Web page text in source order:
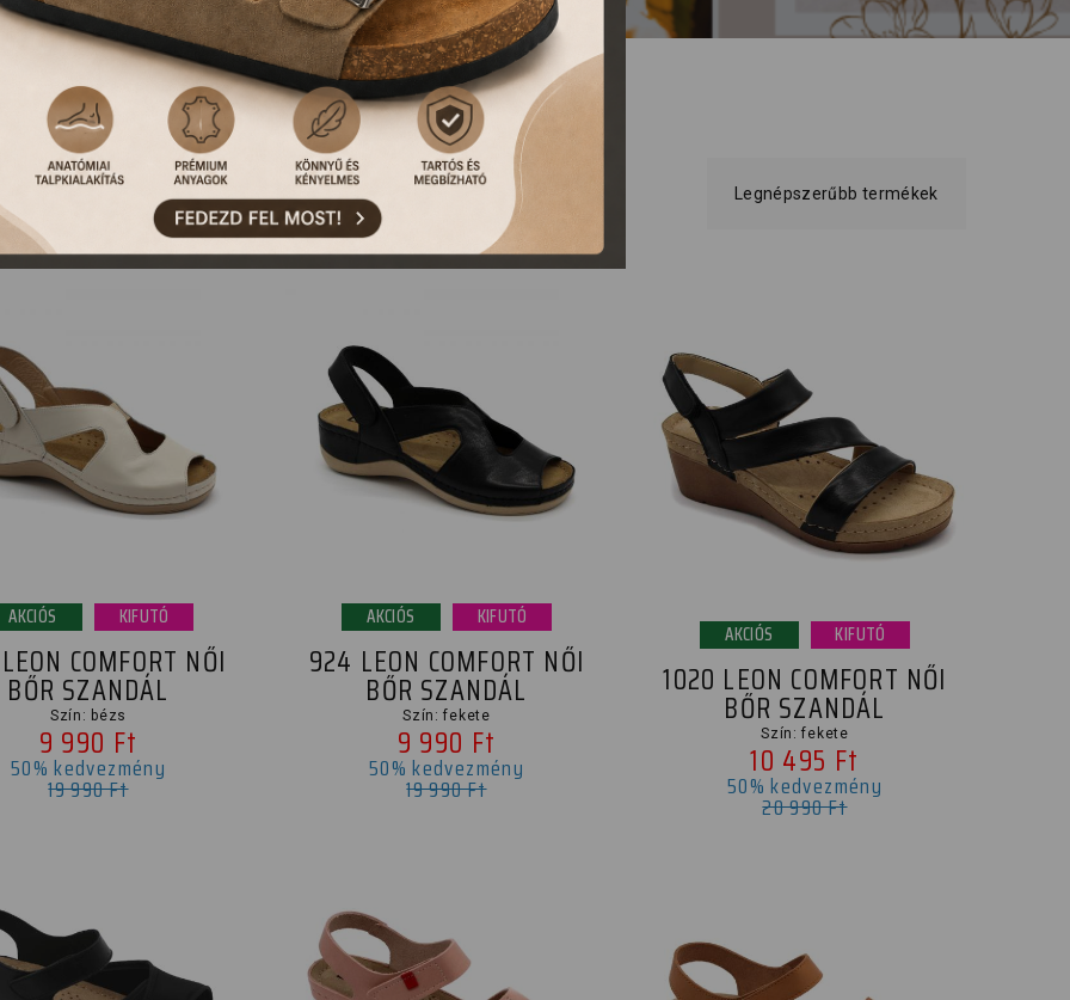
AKCIÓS KIFUTÓ
COMFORT NŐI
BŐR SZANDÁL
Szín: bézs
9 990 Ft
50% kedvezmény
19 990 Ft
AKCIÓS KIFUTÓ
924 LEON COMFORT NŐI
BŐR SZANDÁL
Szín: fekete
9 990 Ft
50% kedvezmény
19 990 Ft
AKCIÓS KIFUTÓ
1020 LEON COMFORT NŐI
BŐR SZANDÁL
Szín: fekete
10 495 Ft
50% kedvezmény
20 990 Ft